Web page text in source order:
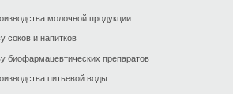
молочной продукции
соков и напитков
биофармацевтических препаратов
питьевой воды